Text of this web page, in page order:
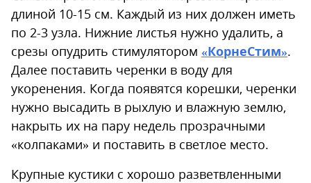
длиной 10-15 см. Каждый из них должен иметь
по 2-3 узла. Нижние листья нужно удалить, а
срезы опудрить стимулятором «КорнеСтим».
Далее поставить черенки в воду для
укоренения. Когда появятся корешки, черенки
нужно высадить в рыхлую и влажную землю,
накрыть их на пару недель прозрачными
«колпаками» и поставить в светлое место.
Крупные кустики с хорошо разветвленными